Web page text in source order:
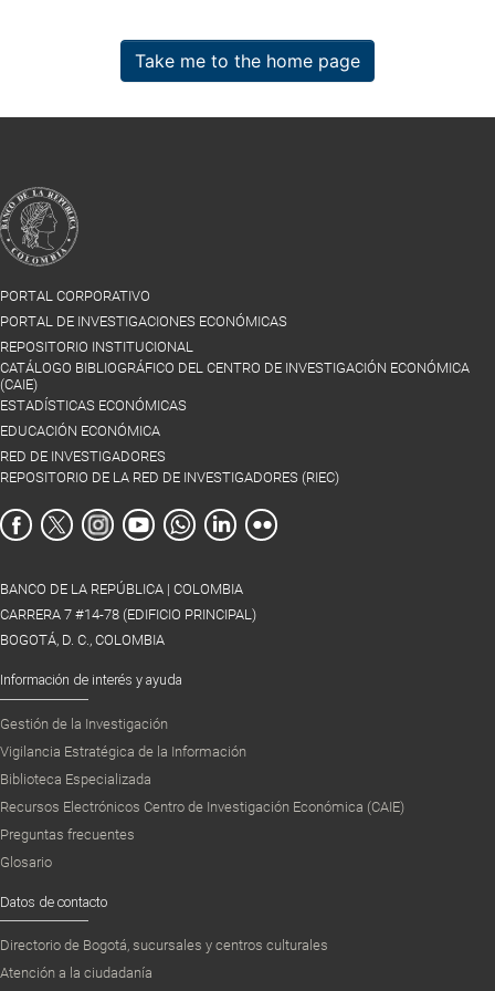
Take me to the home page
PORTAL CORPORATIVO
PORTAL DE INVESTIGACIONES ECONÓMICAS
REPOSITORIO INSTITUCIONAL
CATÁLOGO BIBLIOGRÁFICO DEL CENTRO DE INVESTIGACIÓN ECONÓMICA
(CAIE)
ESTADÍSTICAS ECONÓMICAS
EDUCACIÓN ECONÓMICA
RED DE INVESTIGADORES
REPOSITORIO DE LA RED DE INVESTIGADORES (RIEC)
BANCO DE LA REPÚBLICA | COLOMBIA
CARRERA 7 #14-78 (EDIFICIO PRINCIPAL)
BOGOTÁ, D. C., COLOMBIA
Información de interés y ayuda
Gestión de la Investigación
Vigilancia Estratégica de la Información
Biblioteca Especializada
Recursos Electrónicos Centro de Investigación Económica (CAIE)
Preguntas frecuentes
Glosario
Datos de contacto
Directorio de Bogotá, sucursales y centros culturales
Atención a la ciudadanía